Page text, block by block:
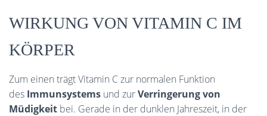
WIRKUNG VON VITAMIN C IM
KÖRPER
Zum einen trägt Vitamin C zur normalen Funktion
des Immunsystems und zurVerringerung von
Müdigkeit bei. Gerade in der dunklen Jahreszeit, in der